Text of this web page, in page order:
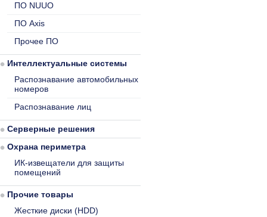
ПО NUUO
ПО Axis
Прочее ПО
Интеллектуальные системы
Распознавание автомобильных
номеров
Распознавание лиц
Серверные решения
Охрана периметра
ИК-извещатели для защиты
помещений
Прочие товары
Жесткие диски (HDD)